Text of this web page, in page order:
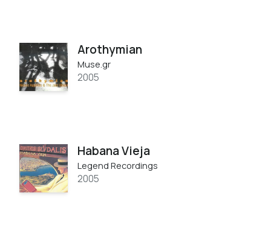
Arothymian
Muse.gr
2005
Habana Vieja
Legend Recordings
2005